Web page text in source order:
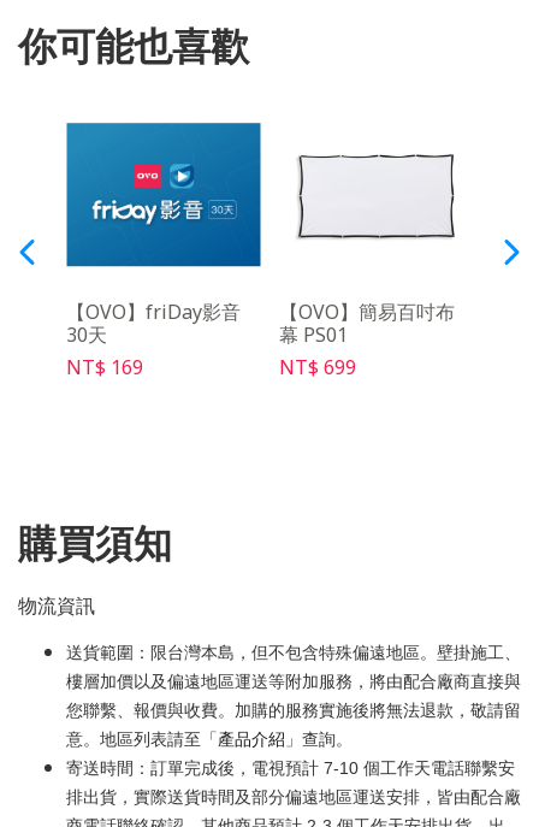
你可能也喜歡
【OVO】friDay影音
30天
NT$ 169
【OVO】簡易百吋布
幕 PS01
NT$ 699
購買須知
物流資訊
送貨範圍：限台灣本島，但不包含特殊偏遠地區。壁掛施工、
樓層加價以及偏遠地區運送等附加服務，將由配合廠商直接與
您聯繫、報價與收費。加購的服務實施後將無法退款，敬請留
意。地區列表請至「產品介紹 」查詢。
寄送時間：訂單完成後，電視預計 7-10 個工作天電話聯繫安
排出貨，實際送貨時間及部分偏遠地區運送安排，皆由配合廠